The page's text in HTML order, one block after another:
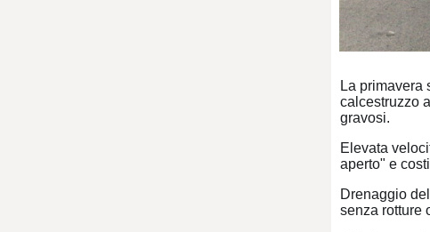
La primavera
calcestruzzo
gravosi.
Elevata
aperto" e
Drenaggio
senza rotture